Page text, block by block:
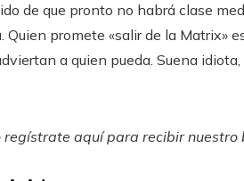
de que pronto no habrá clase
promete «salir de la Matrix»
a quien pueda. Suena
regístrate aquí para recibirnuestro